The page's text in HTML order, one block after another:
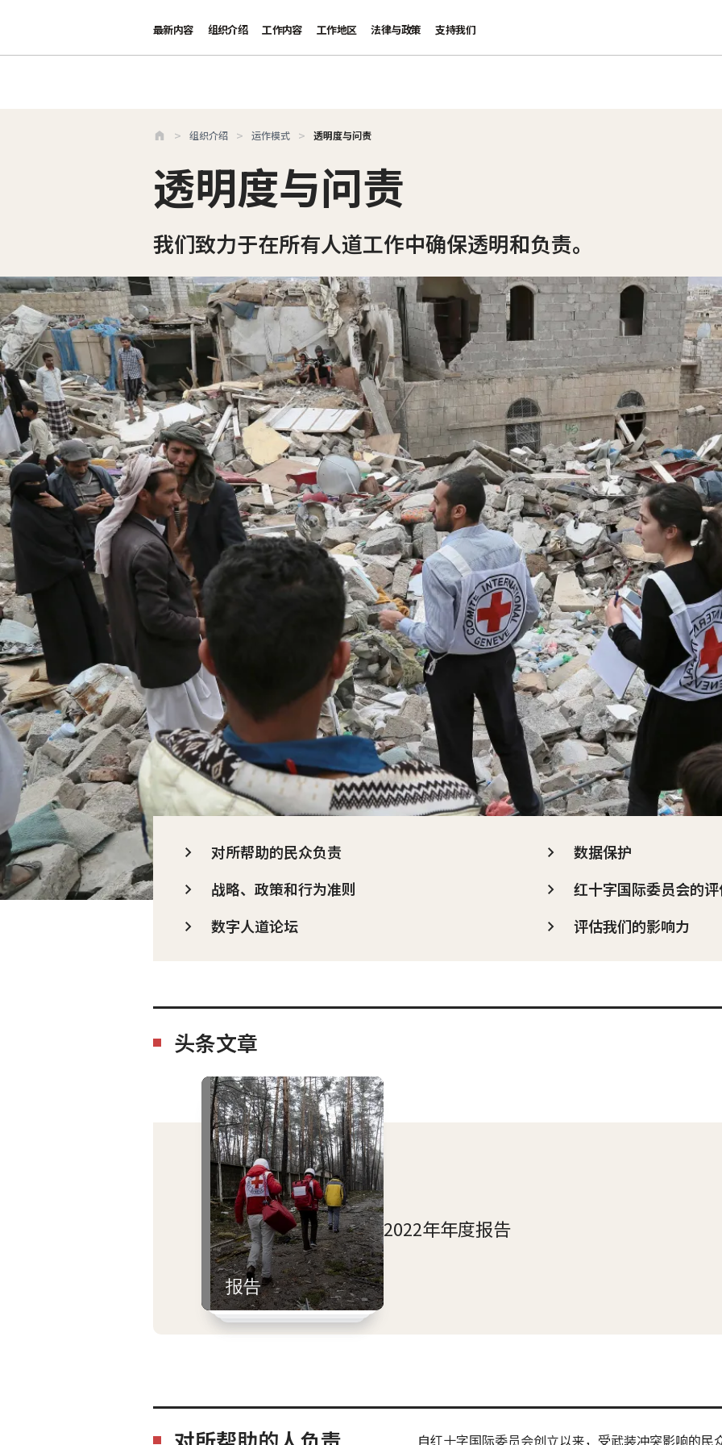
最新内容 组织介绍 工作内容 工作地区 法律与政策 支持我们
组织介绍 运作模式 透明度与问责
透明度与问责
我们致力于在所有人道工作中确保透明和负责。
对所帮助的民众负责
战略、政策和行为准则
数字人道论坛
数据保护
红十字国际委员会的
评估我们的影响力
头条文章
报告
2022年年度报告
自红十字国际委员会创立以来，受武装冲突影响的